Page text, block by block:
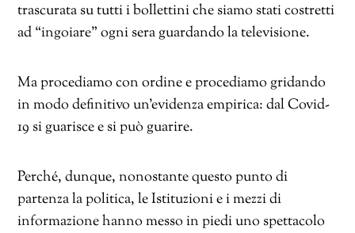
trascurata su tutti i bollettini che siamo stati costretti
ad “ingoiare” ogni sera guardando la televisione.
Ma procediamo con ordine e procediamo gridando
in modo definitivo un’evidenza empirica: dal Covid-
19 si guarisce e si può guarire.
Perché, dunque, nonostante questo punto di
partenza la politica, le Istituzioni e i mezzi di
informazione hanno messo in piedi uno spettacolo